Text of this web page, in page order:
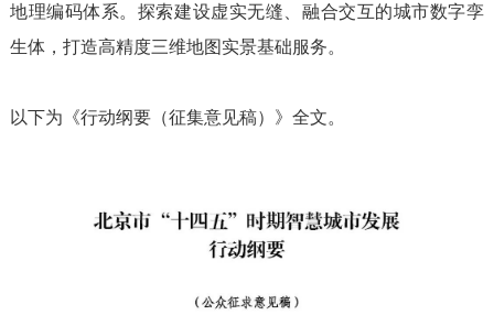
地理编码体系。探索建设虚实无缝、融合交互的城市数字孪
生体，打造高精度三维地图实景基础服务。
以下为《行动纲要（征集意见稿）》全文。